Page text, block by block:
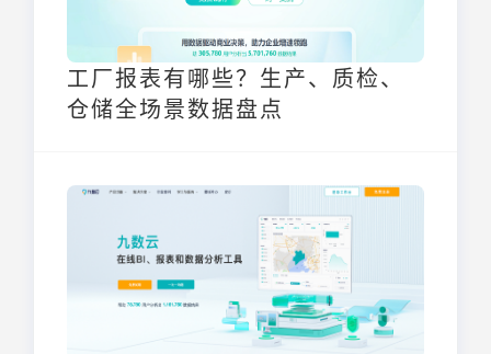
工厂报表有哪些？生产、质检、
仓储全场景数据盘点